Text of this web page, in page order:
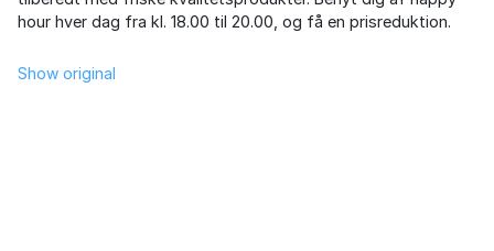
hour hver dag fra kl. 18.00 til 20.00, og få en prisreduktion.
Show original